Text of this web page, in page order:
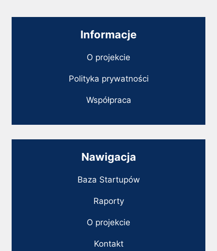
Informacje
O projekcie
Polityka prywatności
Współpraca
Nawigacja
Baza Startupów
Raporty
O projekcie
Kontakt